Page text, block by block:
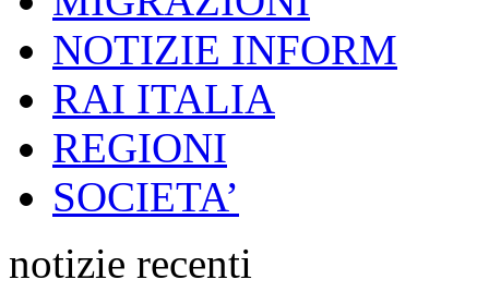
NOTIZIE INFORM
RAI ITALIA
REGIONI
SOCIETA’
notizie recenti